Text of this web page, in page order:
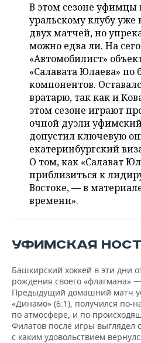
КОМУ ПРИНАДЛЕЖАТ
ТОРГОВЫЕ ЦЕНТРЫ
ТАТАРСТАНА
БЮДЖЕТ
ИНВЕСТИЦИИ
АГРОПРОМ
МАШИНОСТРОЕНИЕ
НЕФТЕХИМИЯ
НЕФТЬ
ОПК
ЭНЕРГЕТИКА
НОВОСТИ АВТО
БИЗНЕС
НОВОСТИ БИЗНЕСА
РОЗНИЧНАЯ ТОРГОВЛЯ
ТРАНСПОРТ
УСЛУГИ
ТЕХНОЛОГИИ
НОВОСТИ ТЕХНОЛОГИЙ
МЕДИА
ТЕЛЕКОММУНИКАЦИИ
МЕРОПРИЯТИЯ
НОВОСТИ МЕРОПРИЯТИЙ
ВЫЕЗДНАЯ РЕДАКЦИЯ
БИЗНЕС-БРАНЧИ
ONLINE-КОНФЕРЕНЦИИ
СПОРТ
НОВОСТИ СПОРТА
ФУТБОЛ
ХОККЕЙ
ВОЛЕЙБОЛ
КИБЕРСПОРТ
ФИГУРНОЕ КАТАНИЕ
ВОДНЫЕ ВИДЫ СПОРТА
ОБЩЕСТВО
НОВОСТИ ОБЩЕСТВА
ВЛАСТЬ
ИСТОРИЯ
КУЛЬТУРА
МЕДИЦИНА
ОБРАЗОВАНИЕ
ФОТОГАЛЕРЕЯ
СЮЖЕТЫ
СПРАВОЧНИК
СПИСОК ПЕРСОН
СПИСОК КОМПАНИЙ
ПОЛНАЯ ВЕРСИЯ
В этом сезоне уфимцы
уральскому клубу
двух матчей, но
можно едва ли. На
«Автомобилист»
«Салавата Юлаева» по
компонентов.
вратарю, так как и
этом сезоне играют
очной дуэли
допустил ключевую
екатеринбургский
О том, как «Салават
приблизиться к
Востоке, — в
времени».
УФИМСКАЯ
Башкирский хоккей в эти дни
рождения своего «флагмана»
Предыдущий домашний матч
«Динамо» (6:1), получился по-
по атмосфере, и по
Филатов после игры выглядел
с каким удовольствием